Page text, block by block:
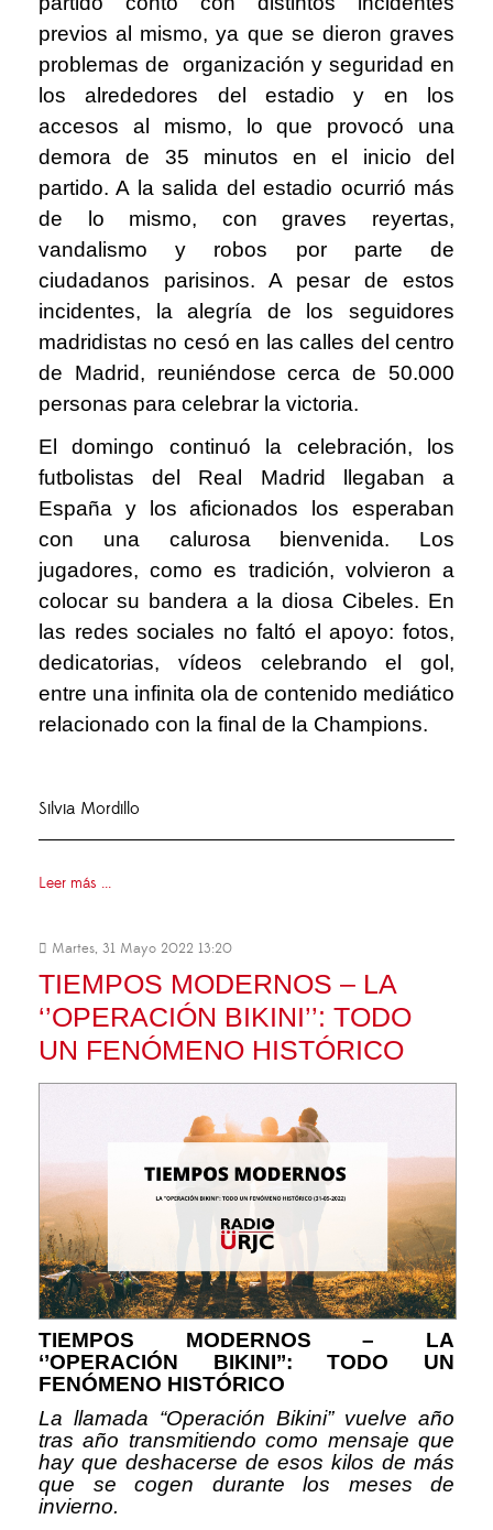
previos al mismo, ya que se dieron graves
problemas de organización y seguridad en
los alrededores del estadio y en los
accesos al mismo, lo que provocó una
demora de 35 minutos en el inicio del
partido. A la salida del estadio ocurrió más
de lo mismo, con graves reyertas,
vandalismo y robos por parte de
ciudadanos parisinos. A pesar de estos
incidentes, la alegría de los seguidores
madridistas no cesó en las calles del centro
de Madrid, reuniéndose cerca de 50.000
personas para celebrar la victoria.
El domingo continuó la celebración, los
futbolistas del Real Madrid llegaban a
España y los aficionados los esperaban
con una calurosa bienvenida. Los
jugadores, como es tradición, volvieron a
colocar su bandera a la diosa Cibeles. En
las redes sociales no faltó el apoyo: fotos,
dedicatorias, vídeos celebrando el gol,
entre una infinita ola de contenido mediático
relacionado con la final de la Champions.
Silvia Mordillo
Leer más ...
Martes, 31 Mayo 2022 13:20
TIEMPOS MODERNOS – LA
‘’OPERACIÓN BIKINI’’: TODO
UN FENÓMENO HISTÓRICO
TIEMPOS MODERNOS – LA
‘’OPERACIÓN BIKINI’’: TODO UN
FENÓMENO HISTÓRICO
La llamada “Operación Bikini” vuelve año
tras año transmitiendo como mensaje que
hay que deshacerse de esos kilos de más
que se cogen durante los meses de
invierno.